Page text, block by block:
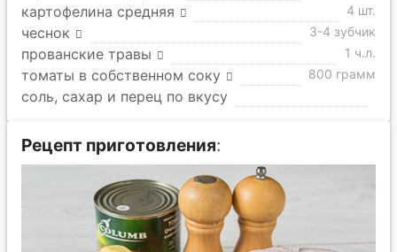
картофелина средняя 4 шт.
чеснок 3-4 зубчик
прованские травы 1 ч.л.
томаты в собственном соку 800 грамм
соль, сахар и перец по вкусу
Рецепт приготовления: